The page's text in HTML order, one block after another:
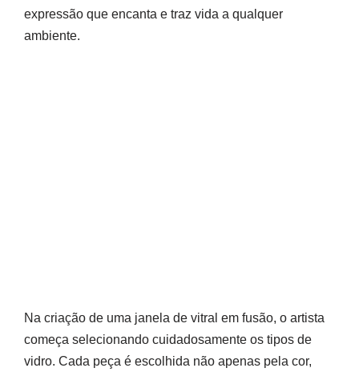
expressão que encanta e traz vida a qualquer
ambiente.
Na criação de uma janela de vitral em fusão, o artista
começa selecionando cuidadosamente os tipos de
vidro. Cada peça é escolhida não apenas pela cor,